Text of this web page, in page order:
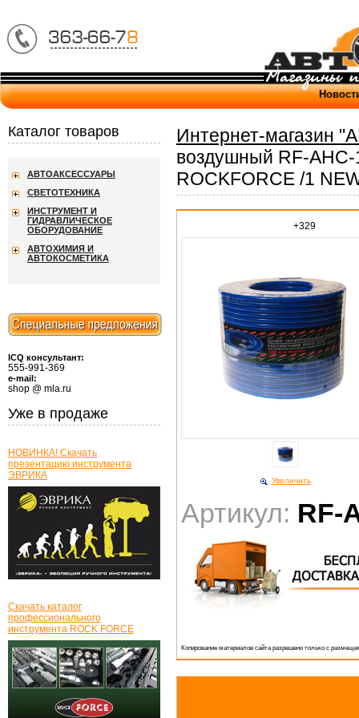
Интернет-магазин
воздушный RF-
ROCKFORCE /1
+329
Увеличить
Артикул: RF-
Копирование материалов сайта разрешено только с
Каталог товаров
АВТОАКСЕССУАРЫ
СВЕТОТЕХНИКА
ИНСТРУМЕНТ И
ГИДРАВЛИЧЕСКОЕ
ОБОРУДОВАНИЕ
АВТОХИМИЯ И
АВТОКОСМЕТИКА
ICQ консультант:
555-991-369
e-mail:
shop @ mla.ru
Уже в продаже
НОВИНКА! Скачать
презентацию инструмента
ЭВРИКА
Скачать каталог
профессионального
инструмента ROCK FORCE